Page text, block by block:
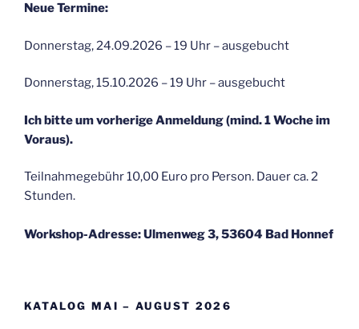
Neue Termine:
Donnerstag, 24.09.2026 – 19 Uhr – ausgebucht
Donnerstag, 15.10.2026 – 19 Uhr – ausgebucht
Ich bitte um vorherige Anmeldung (mind. 1 Woche im
Voraus).
Teilnahmegebühr 10,00 Euro pro Person. Dauer ca. 2
Stunden.
Workshop-Adresse: Ulmenweg 3, 53604 Bad Honnef
KATALOG MAI – AUGUST 2026